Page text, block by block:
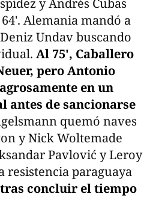
Alemania mandó a
Undav buscando
Al 75', Caballero
pero Antonio
en un
antes de sancionarse
quemó naves
y Nick Woltemade
Pavlović y Leroy
resistencia paraguaya
concluir el tiempo